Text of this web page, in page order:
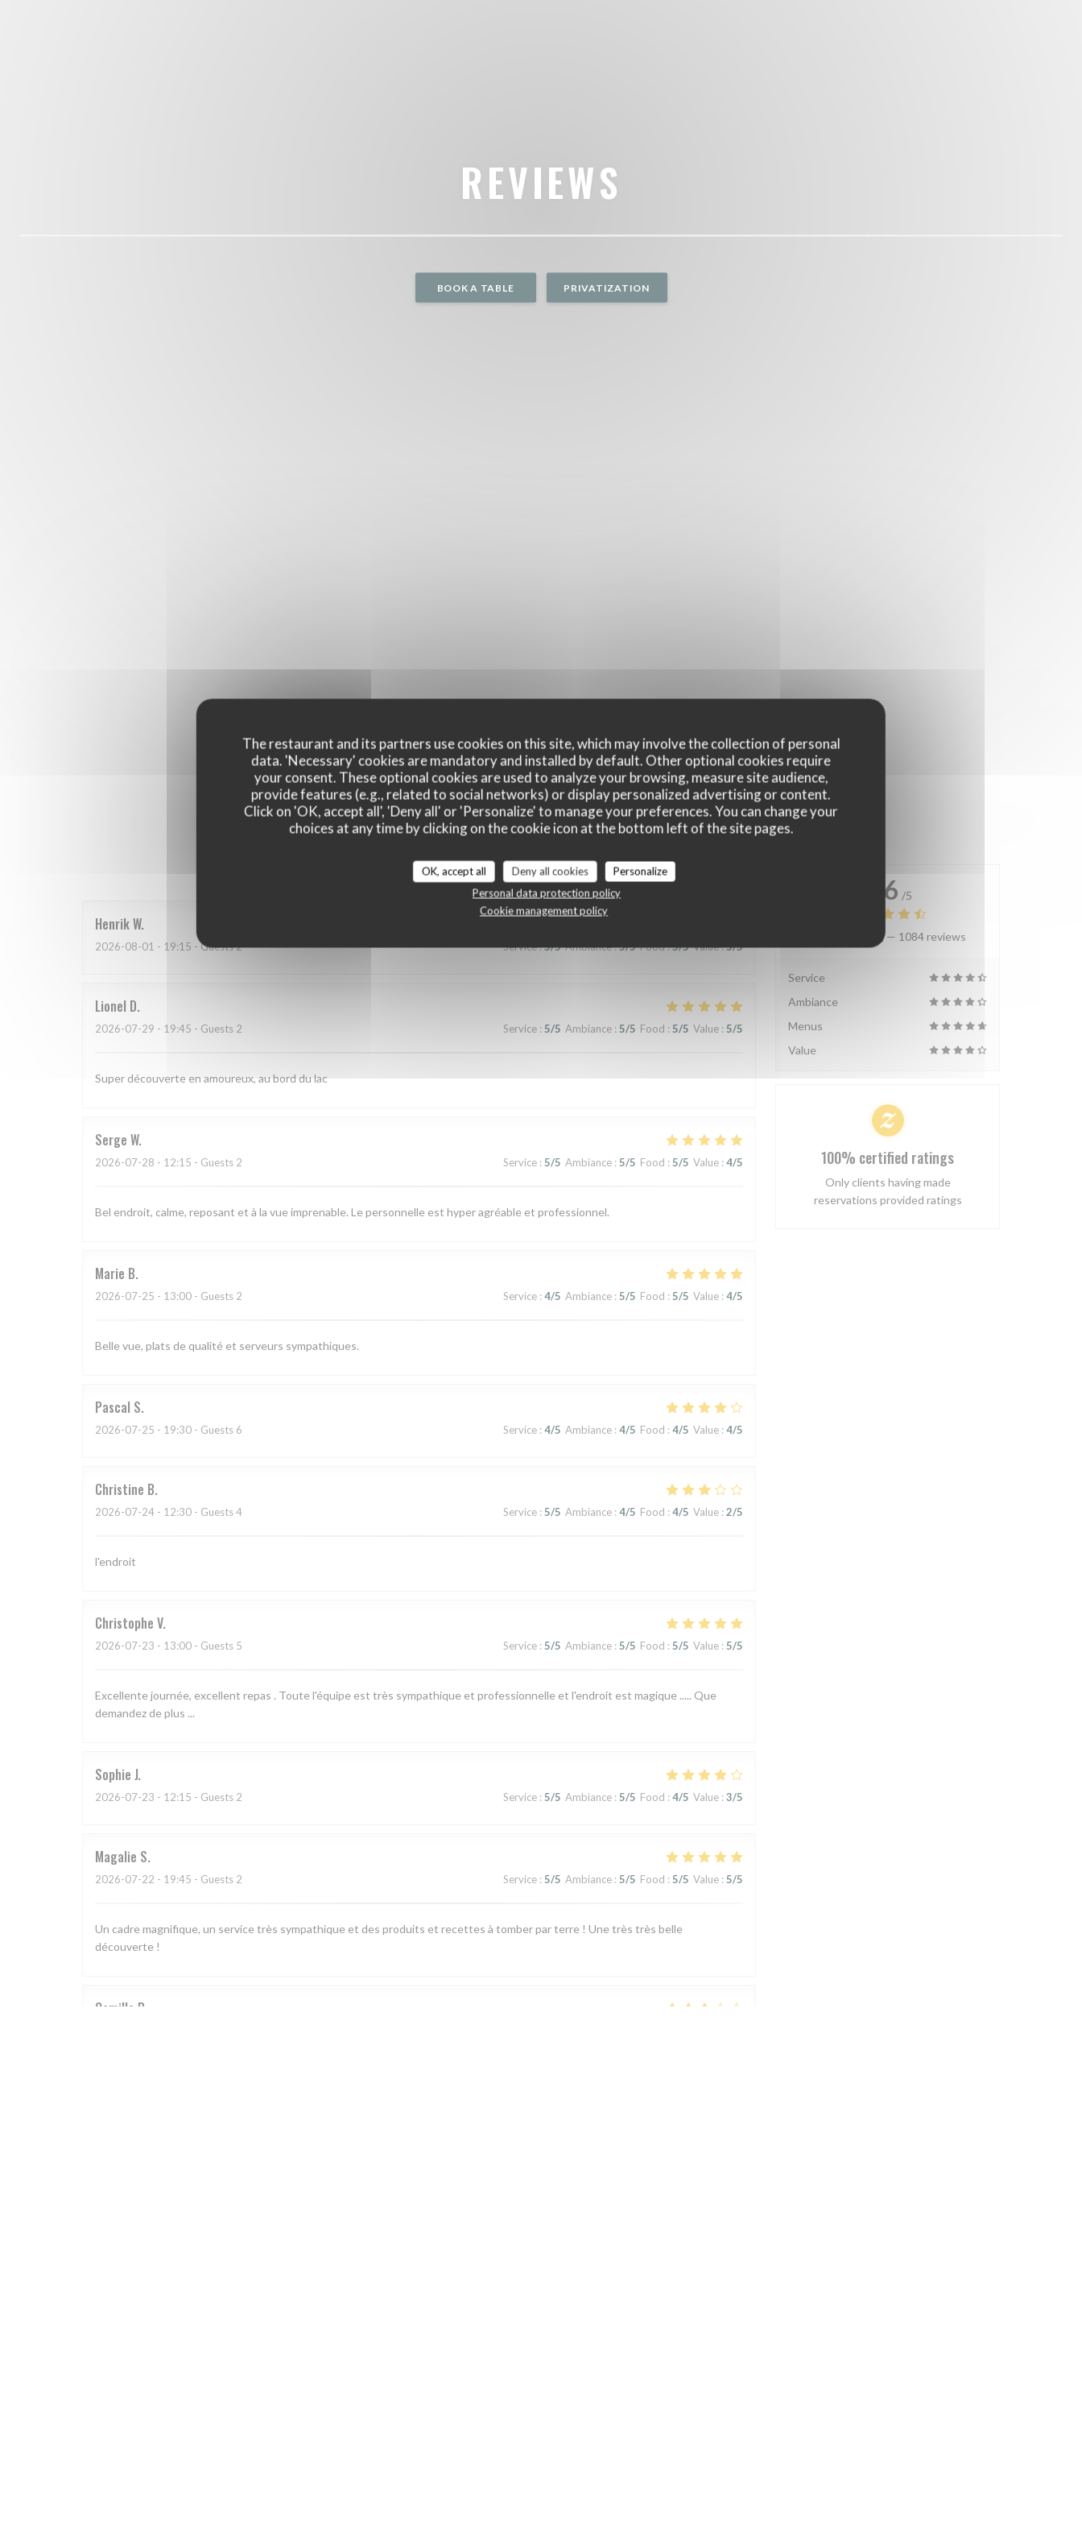
The restaurant and its partners use cookies on this site, which may involve the collection of personal
data. 'Necessary' cookies are mandatory and installed by default. Other optional cookies require
your consent. These optional cookies are used to analyze your browsing, measure site audience,
provide features (e.g., related to social networks) or display personalized advertising or content.
Click on 'OK, accept all', 'Deny all' or 'Personalize' to manage your preferences. You can change your
choices at any time by clicking on the cookie icon at the bottom left of the site pages.
OK, accept all Deny all cookies
Personalize
Personal data protection policy
Cookie management policy
REVIEWS
BOOK A TABLE PRIVATIZATION
Our customer ratings
HenrikW
2026-08-01 - 19:15 - Guests 2 Service:5/5 Ambiance:5/5 Food:5/5 Value:5/5
Lionel D
2026-07-29 - 19:45 - Guests 2 Service : 5/5 Ambiance : 5/5 Food : 5/5 Value : 5/5
Super découverte en amoureux, au bord du lac
Serge W
2026-07-28 - 12:15 - Guests 2 Service : 5/5 Ambiance : 5/5 Food : 5/5 Value : 4/5
Bel endroit, calme, reposant et à la vue imprenable. Le personnelle est hyper agréable et professionnel.
Marie B
2026-07-25 - 13:00 - Guests 2 Service : 4/5 Ambiance : 5/5 Food : 5/5 Value : 4/5
Belle vue, plats de qualité et serveurs sympathiques.
Pascal S
2026-07-25 - 19:30 - Guests 6 Service : 4/5 Ambiance : 4/5 Food : 4/5 Value : 4/5
Christine B
2026-07-24 - 12:30 - Guests 4 Service : 5/5 Ambiance : 4/5 Food : 4/5 Value : 2/5
l'endroit
Christophe V
2026-07-23 - 13:00 - Guests 5 Service : 5/5 Ambiance : 5/5 Food : 5/5 Value : 5/5
Excellente journée, excellent repas . Toute l'équipe est très sympathique et professionnelle et l'endroit est magique ..... Que
demandez de plus ...
Sophie J
2026-07-23 - 12:15 - Guests 2 Service : 5/5 Ambiance : 5/5 Food : 4/5 Value : 3/5
Magalie S
2026-07-22 - 19:45 - Guests 2 Service : 5/5 Ambiance : 5/5 Food : 5/5 Value : 5/5
Un cadre magnifique, un service très sympathique et des produits et recettes à tomber par terre ! Une très très belle
découverte !
Camille B
4.6 /5
Average rating — 1084 reviews
Service
Ambiance
Menus
Value
100% certified ratings
Only clients having made
reservations provided ratings